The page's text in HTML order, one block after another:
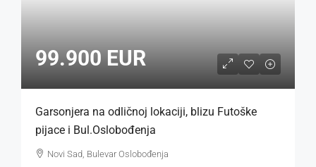
99.900 EUR
Garsonjera na odličnoj lokaciji, blizu Futoške
pijace i Bul.Oslobođenja
Novi Sad, Bulevar Oslobođenja